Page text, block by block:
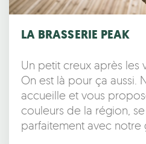
LA BRASSERIE PEAK
Un petit creux après les
On est là pour ça aussi.
accueille et vous
couleurs de la région,
parfaitement avec